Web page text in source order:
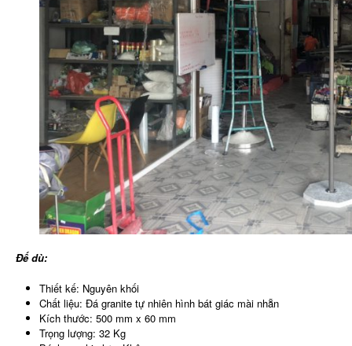
Đế dù:
Thiết kế: Nguyên khối
Chất liệu: Đá granite tự nhiên hình bát giác mài nhẵn
Kích thước: 500 mm x 60 mm
Trọng lượng: 32 Kg